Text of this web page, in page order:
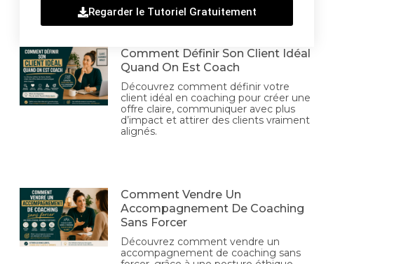
Regarder le Tutoriel Gratuitement
Comment Définir Son Client Idéal
Quand On Est Coach
Découvrez comment définir votre
client idéal en coaching pour créer une
offre claire, communiquer avec plus
d’impact et attirer des clients vraiment
alignés.
Comment Vendre Un
Accompagnement De Coaching
Sans Forcer
Découvrez comment vendre un
accompagnement de coaching sans